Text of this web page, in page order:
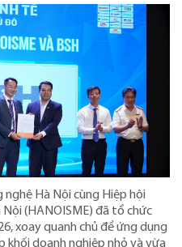
nghệ Hà Nội cùng Hiệp hội
Nội (HANOISME) đã tổ chức
xoay quanh chủ đề ứng dụng
khối doanh nghiệp nhỏ và vừa